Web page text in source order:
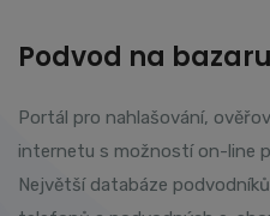
Podvod na bazaru
Portál pro nahlašování,
internetu s možností on-line
Největší databáze